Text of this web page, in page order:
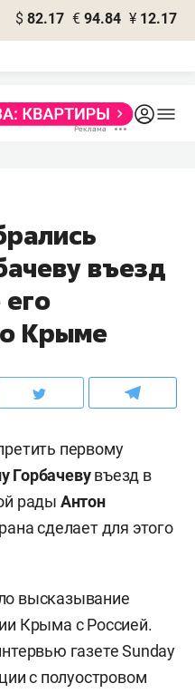
$ 82.17 € 94.84 ¥ 12.17
въезд
Крыме
первому
Горбачевувъезд в
рады Антон
сделает для этого
высказывание
Крыма с Россией.
газете Sunday
с полуостровом